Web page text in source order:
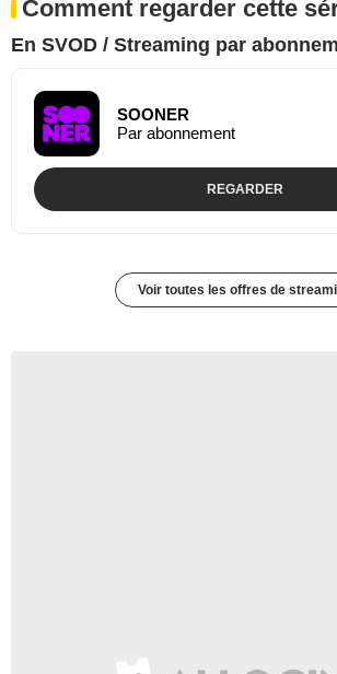
Comment regarder cette
En SVOD / Streaming par
SOONER
Par abonnement
REGARDER
Voir toutes les offres de